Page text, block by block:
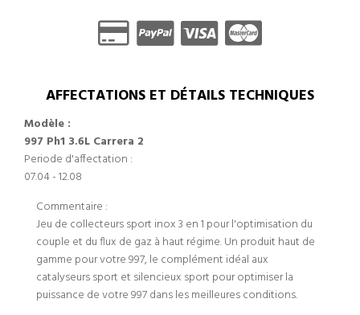
AFFECTATIONS ET DÉTAILS TECHNIQUES
Modèle :
997 Ph1 3.6L Carrera 2
Periode d'affectation :
07.04 - 12.08
Commentaire :
Jeu de collecteurs sport inox 3 en 1 pour l'optimisation du
couple et du flux de gaz à haut régime. Un produit haut de
gamme pour votre 997, le complément idéal aux
catalyseurs sport et silencieux sport pour optimiser la
puissance de votre 997 dans les meilleures conditions.